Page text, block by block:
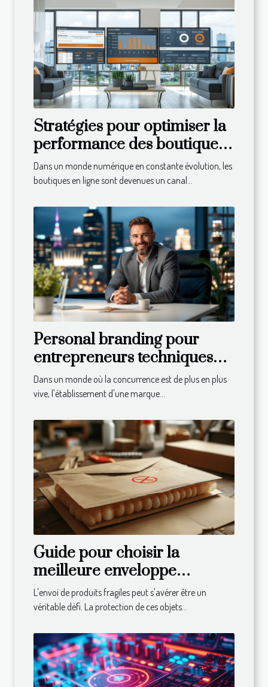
Stratégies pour optimiser la
performance des boutiques
en ligne avec des CMS
spécialisés
Dans un monde numérique en constante évolution, les
boutiques en ligne sont devenues un canal...
Personal branding pour
entrepreneurs techniques
pour établir une marque
personnelle puissante
Dans un monde où la concurrence est de plus en plus
vive, l'établissement d'une marque...
Guide pour choisir la
meilleure enveloppe
cartonnée pour vos envois
fragiles
L'envoi de produits fragiles peut s'avérer être un
véritable défi. La protection de ces objets...